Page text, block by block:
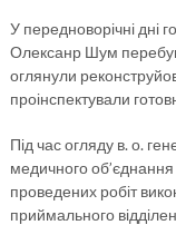
У передноворічні дні
Олексанр Шум
оглянули
проінспектували
Під час огляду в. о.
медичного
проведених робіт
приймального